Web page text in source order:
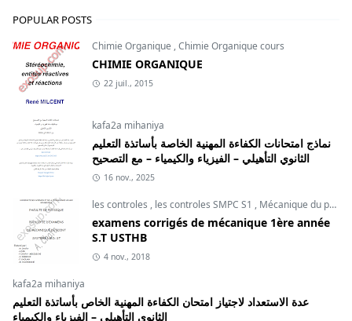
POPULAR POSTS
Chimie Organique ,Chimie Organique cours
CHIMIE ORGANIQUE
22 juil., 2015
kafa2a mihaniya
نماذج امتحانات الكفاءة المهنية الخاصة بأساتذة التعليم
الثانوي التأهيلي – الفيزياء والكيمياء – مع التصحيح
16 nov., 2025
les controles , les controles SMPC S1 , Mécanique du point
examens corrigés de mécanique 1ère année
S.T USTHB
4 nov., 2018
kafa2a mihaniya
عدة الاستعداد لاجتياز امتحان الكفاءة المهنية الخاص بأساتذة التعليم
الثانوي التأهيلي – الفيزياء والكيمياء